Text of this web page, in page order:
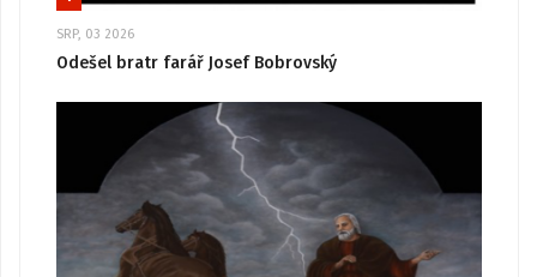
SRP, 03 2026
Odešel bratr farář Josef Bobrovský